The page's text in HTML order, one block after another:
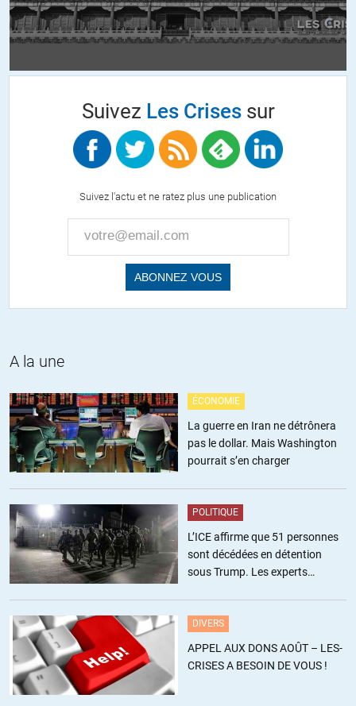
renouvellement de visa parle de lui-même…
@ Manu
Il n’y a rien de déshonorant ni même de tout simplement
problématique à sélectionner les réfugiés. Là n’est pas la
refuser d’accueillir les réfugiés, de laisser à d’autres états la
responsabilité de les accueillir et de les protéger, de refuser
de prendre leurs responsabilités en la matière, de violer ce
faisant les lois et conventions internationales sur les droits
de l’homme, de refuser de coopérer entre états, de ne même
de partager équitablement le fardeau de secourir ces
C’est en cela que l’UE et ses états membres se déshonorent
devant le monde entier qui jamais n’oubliera cet
effondrement des valeurs et cet obscurcissement des
Lumières européennes. L’Europe n’est même plus l’ombre
d’elle-même.
christian gedeon//
Oui… et alors? Où est le problème? Je ne comprends pas où
vous voulez en venir.
Suivez Les Crisessur
Suivez l'actu et ne ratez plus une publication
A la une
ÉCONOMIE
La guerre en Iran ne détrônera
pas le dollar. Mais Washington
pourrait s’en charger
POLITIQUE
L’ICE affirme que 51 personnes
sont décédées en détention
sous Trump. Les experts
DIVERS
APPEL AUX DONS AOÛT – LES-
CRISES A BESOIN DE VOUS !